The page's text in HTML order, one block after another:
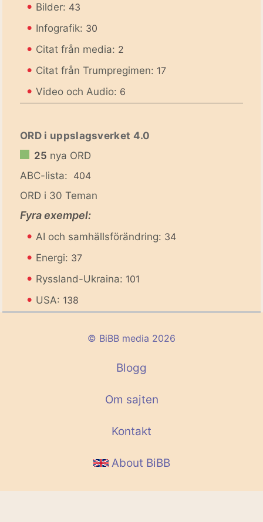
• Bilder: 43
• Infografik: 30
• Citat från media: 2
• Citat från Trumpregimen: 17
• Video och Audio: 6
ORD i uppslagsverket 4.0
25 nya ORD
ABC-lista: 404
ORD i 30 Teman
Fyra exempel:
• AI och samhällsförändring: 34
• Energi: 37
• Ryssland-Ukraina: 101
• USA: 138
© BiBB media 2026
Blogg
Om sajten
Kontakt
About BiBB